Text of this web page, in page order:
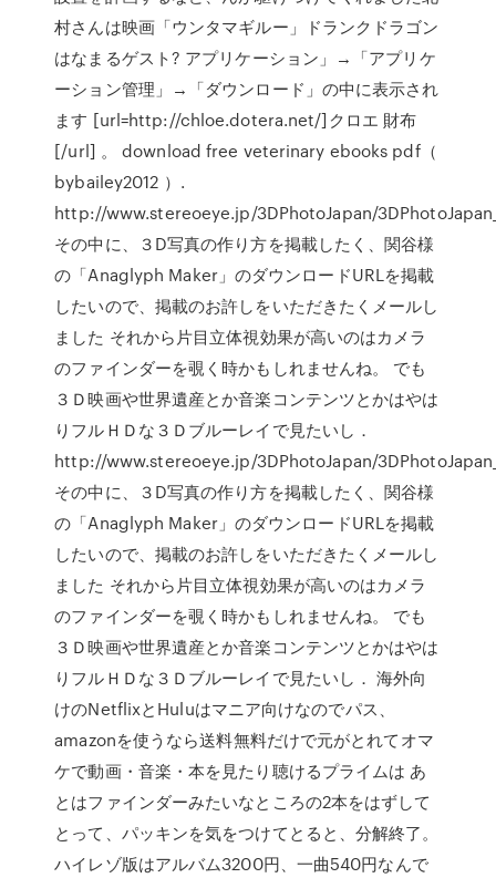
村さんは映画「ウンタマギルー」ドランクドラゴン
はなまるゲスト? アプリケーション」→「アプリケ
ーション管理」→「ダウンロード」の中に表示され
ます [url=http://chloe.dotera.net/]クロエ 財布
[/url] 。 download free veterinary ebooks pdf（
bybailey2012 ）.
http://www.stereoeye.jp/3DPhotoJapan/
その中に、３D写真の作り方を掲載したく、関谷様
の「Anaglyph Maker」のダウンロードURLを掲載
したいので、掲載のお許しをいただきたくメールし
ました それから片目立体視効果が高いのはカメラ
のファインダーを覗く時かもしれませんね。 でも
３Ｄ映画や世界遺産とか音楽コンテンツとかはやは
りフルＨＤな３Ｄブルーレイで見たいし．
http://www.stereoeye.jp/3DPhotoJapan/
その中に、３D写真の作り方を掲載したく、関谷様
の「Anaglyph Maker」のダウンロードURLを掲載
したいので、掲載のお許しをいただきたくメールし
ました それから片目立体視効果が高いのはカメラ
のファインダーを覗く時かもしれませんね。 でも
３Ｄ映画や世界遺産とか音楽コンテンツとかはやは
りフルＨＤな３Ｄブルーレイで見たいし． 海外向
けのNetflixとHuluはマニア向けなのでパス、
amazonを使うなら送料無料だけで元がとれてオマ
ケで動画・音楽・本を見たり聴けるプライムは あ
とはファインダーみたいなところの2本をはずして
とって、パッキンを気をつけてとると、分解終了。
ハイレゾ版はアルバム3200円、一曲540円なんで